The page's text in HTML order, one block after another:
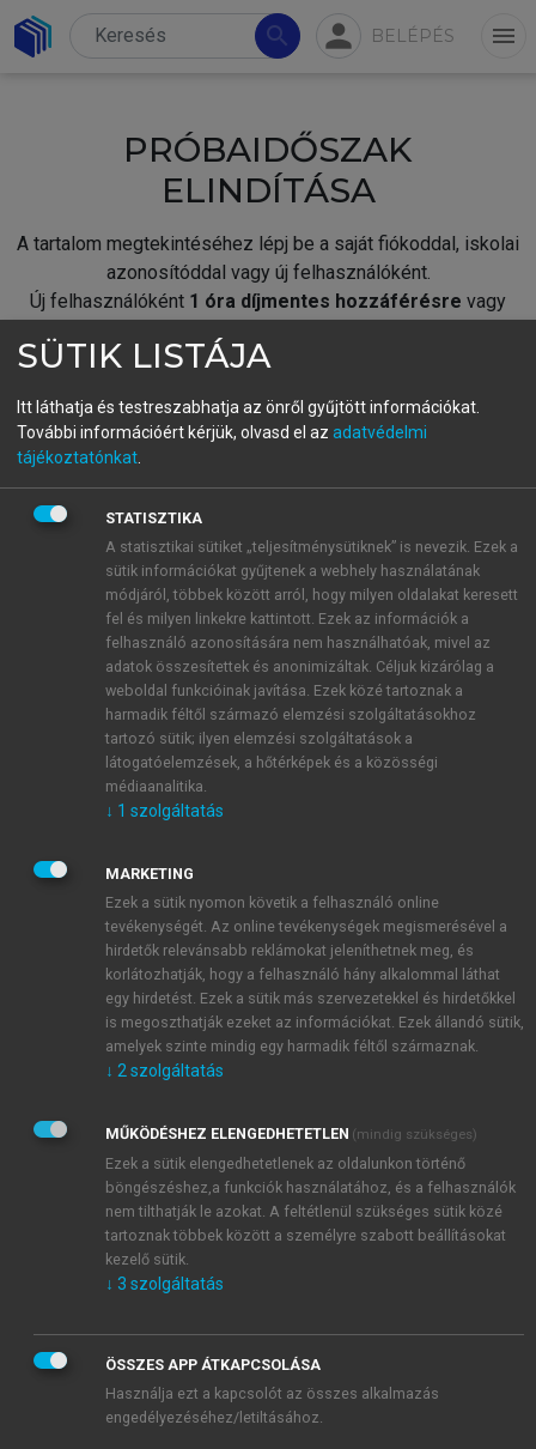
search person BELÉPÉS menu
PRÓBAIDŐSZAK
ELINDÍTÁSA
A tartalom megtekintéséhez lépj be a saját fiókoddal, iskolai
azonosítóddal vagy új felhasználóként.
Új felhasználóként 1 óra díjmentes hozzáférésre vagy
fiókoddal,vagy hozz létre új fiókot.
A regisztráció után apróbaidőszakautomatikusan
BELÉPÉS SAJÁT FIÓKKAL
ÚJ FIÓK LÉTREHOZÁSA
1 óra díjmentes hozzáférés
E-MAIL-CÍM
JELSZÓ
JELSZÓ ÚJRA
Kérek értesítést a MeRSZ újdonságairól, akcióiról.
Kérek értesítést az Akadémiai Kiadó Zrt. újdonságairól,
Adatkezelési tájékoztatóbanfoglaltakat tudomásul
veszem és elfogadom.
Általános vásárlási feltételeket, valamint a szotar.netés a
mersz.huoldalak licencszerződéseiben foglaltakat
tudomásul veszem és elfogadom.
KIPRÓBÁLOM
SÜTIK LISTÁJA
Itt láthatja és testreszabhatja az önről gyűjtött információkat.
További információért kérjük, olvasd el az adatvédelmi
tájékoztatónkat
STATISZTIKA
A statisztikai sütiket „teljesítménysütiknek” is nevezik. Ezek a
sütik információkat gyűjtenek a webhely használatának
módjáról, többek között arról, hogy milyen oldalakat keresett
fel és milyen linkekre kattintott. Ezek az információk a
felhasználó azonosítására nem használhatóak, mivel az
adatok összesítettek és anonimizáltak. Céljuk kizárólag a
weboldal funkcióinak javítása. Ezek közé tartoznak a
harmadik féltől származó elemzési szolgáltatásokhoz
tartozó sütik; ilyen elemzési szolgáltatások a
látogatóelemzések, a hőtérképek és a közösségi
médiaanalitika.
↓ 1 szolgáltatás
MARKETING
Ezek a sütik nyomon követik a felhasználó online
tevékenységét. Az online tevékenységek megismerésével a
hirdetők relevánsabb reklámokat jeleníthetnek meg, és
korlátozhatják, hogy a felhasználó hány alkalommal láthat
egy hirdetést. Ezek a sütik más szervezetekkel és hirdetőkkel
is megoszthatják ezeket az információkat. Ezek állandó sütik,
amelyek szinte mindig egy harmadik féltől származnak.
↓ 2 szolgáltatás
MŰKÖDÉSHEZ ELENGEDHETETLEN (mindig szükséges)
Ezek a sütik elengedhetetlenek az oldalunkon történő
böngészéshez,a funkciók használatához, és a felhasználók
nem tilthatják le azokat. A feltétlenül szükséges sütik közé
tartoznak többek között a személyre szabott beállításokat
kezelő sütik.
↓ 3 szolgáltatás
ÖSSZES APP ÁTKAPCSOLÁSA
Használja ezt a kapcsolót az összes alkalmazás
engedélyezéséhez/letiltásához.